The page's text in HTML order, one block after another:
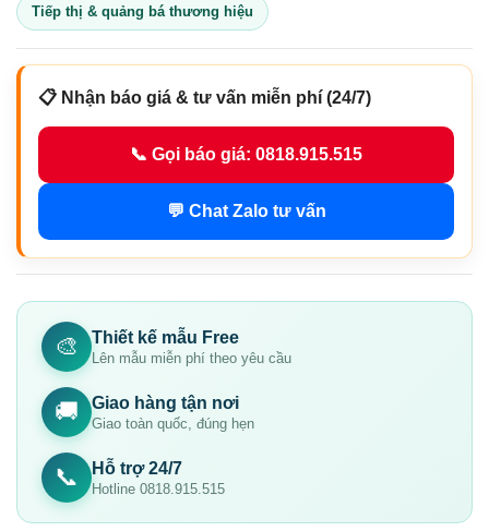
Tiếp thị & quảng bá thương hiệu
📋 Nhận báo giá & tư vấn miễn phí (24/7)
📞 Gọi báo giá: 0818.915.515
💬 Chat Zalo tư vấn
🎨 Thiết kế mẫu Free
Lên mẫu miễn phí theo yêu cầu
🚚 Giao hàng tận nơi
Giao toàn quốc, đúng hẹn
📞 Hỗ trợ 24/7
Hotline 0818.915.515